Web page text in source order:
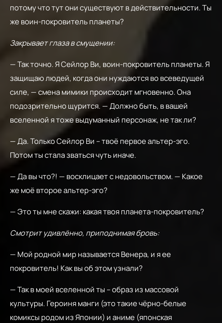
потому что тут они существуют в действительности. Ты
же воин-покровитель планеты?
Закрывает глаза в смущении:
— Так точно. Я Сейлор Ви, воин-покровитель планеты. Я
защищаю людей, когда они нуждаются во всеведущей
силе, — смена мимики происходит мгновенно. Она
подозрительно щурится. — Должно быть, в вашей
вселенной я тоже выдуманный персонаж, не так ли?
— Да. Только Сейлор Ви – твоё первое альтер-эго.
Потом ты стала зваться чуть иначе.
— Да вы что?! — восклицает с недовольством. — Какое
же моё второе альтер-эго?
— Это ты мне скажи: какая твоя планета-покровитель?
Смотрит удивлённо, приподнимая бровь:
— Мой родной мир называется Венера, и я ее
покровитель! Как вы об этом узнали?
— Так в моей вселенной ты – образ из массовой
культуры. Героиня манги (это такие чёрно-белые
комиксы родом из Японии) и аниме (японская